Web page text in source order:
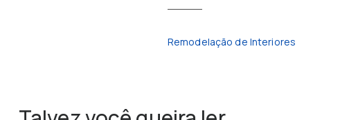
Remodelação de Interiores